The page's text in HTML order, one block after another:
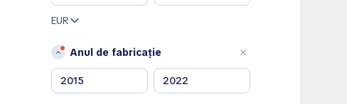
Volkswagen
Volvo
A
EUR
Anul de fabricație